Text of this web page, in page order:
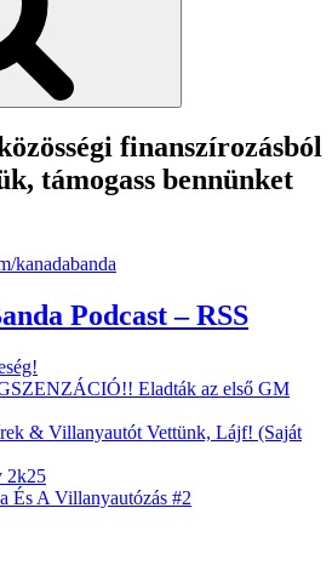
finanszírozásból
támogass bennünket
Podcast – RSS
Eladták az első GM
& Villanyautót Vettünk, Lájf! (Saját
2k25
És A Villanyautózás #2